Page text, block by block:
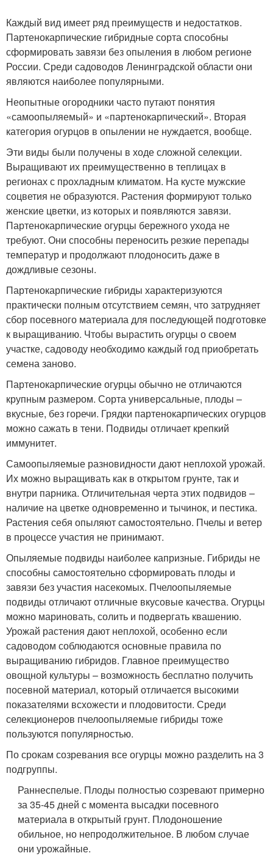
Каждый вид имеет ряд преимуществ и недостатков.
Партенокарпические гибридные сорта способны
сформировать завязи без опыления в любом регионе
России. Среди садоводов Ленинградской области они
являются наиболее популярными.
Неопытные огородники часто путают понятия
«самоопыляемый» и «партенокарпический». Вторая
категория огурцов в опылении не нуждается, вообще.
Эти виды были получены в ходе сложной селекции.
Выращивают их преимущественно в теплицах в
регионах с прохладным климатом. На кусте мужские
соцветия не образуются. Растения формируют только
женские цветки, из которых и появляются завязи.
Партенокарпические огурцы бережного ухода не
требуют. Они способны переносить резкие перепады
температур и продолжают плодоносить даже в
дождливые сезоны.
Партенокарпические гибриды характеризуются
практически полным отсутствием семян, что затрудняет
сбор посевного материала для последующей подготовке
к выращиванию. Чтобы вырастить огурцы о своем
участке, садоводу необходимо каждый год приобретать
семена заново.
Партенокарпические огурцы обычно не отличаются
крупным размером. Сорта универсальные, плоды –
вкусные, без горечи. Грядки партенокарпических огурцов
можно сажать в тени. Подвиды отличает крепкий
иммунитет.
Самоопыляемые разновидности дают неплохой урожай.
Их можно выращивать как в открытом грунте, так и
внутри парника. Отличительная черта этих подвидов –
наличие на цветке одновременно и тычинок, и пестика.
Растения себя опыляют самостоятельно. Пчелы и ветер
в процессе участия не принимают.
Опыляемые подвиды наиболее капризные. Гибриды не
способны самостоятельно сформировать плоды и
завязи без участия насекомых. Пчелоопыляемые
подвиды отличают отличные вкусовые качества. Огурцы
можно мариновать, солить и подвергать квашению.
Урожай растения дают неплохой, особенно если
садоводом соблюдаются основные правила по
выращиванию гибридов. Главное преимущество
овощной культуры – возможность бесплатно получить
посевной материал, который отличается высокими
показателями всхожести и плодовитости. Среди
селекционеров пчелоопыляемые гибриды тоже
пользуются популярностью.
По срокам созревания все огурцы можно разделить на 3
подгруппы.
Раннеспелые. Плоды полностью созревают примерно
за 35-45 дней с момента высадки посевного
материала в открытый грунт. Плодоношение
обильное, но непродолжительное. В любом случае
они урожайные.